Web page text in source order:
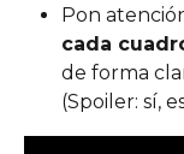
Pon
cada
de forma
(Spoiler: sí,